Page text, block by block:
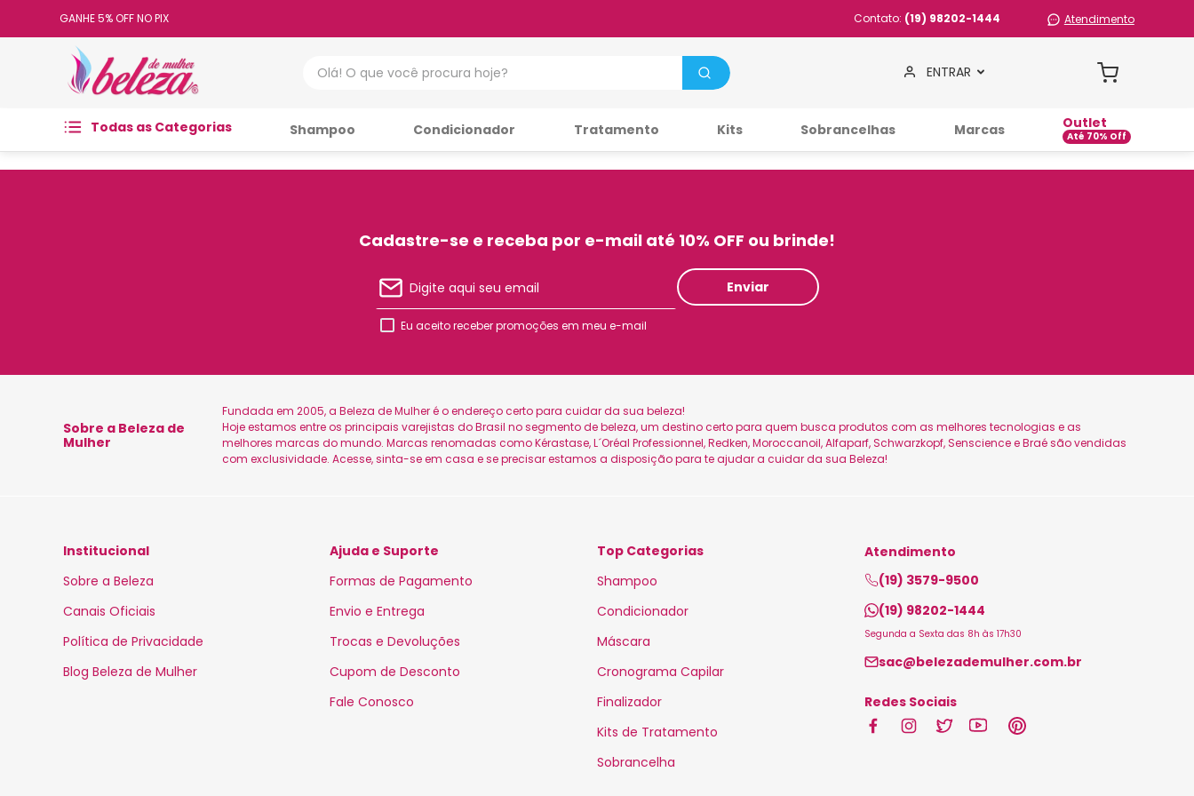
GANHE 5% OFF NO PIX Contato: (19) 98202-1444 Atendimento
ENTRAR
Todas as Categorias Shampoo Condicionador Tratamento Kits Sobrancelhas Marcas Outlet
Cadastre-se e receba por e-mail até 10% OFF ou brinde!
Eu aceito receber promoções em meu e-mail
Enviar
Sobre a Beleza de
Mulher
Fundada em 2005, a Beleza de Mulher é o endereço certo para cuidar da sua beleza!
Hoje estamos entre os principais varejistas do Brasil no segmento de beleza, um destino certo para quem busca produtos com as melhores tecnologias e as
melhores marcas do mundo. Marcas renomadas como Kérastase, L´Oréal Professionnel, Redken, Moroccanoil, Alfaparf, Schwarzkopf, Senscience e Braé são vendidas
com exclusividade. Acesse, sinta-se em casa e se precisar estamos a disposição para te ajudar a cuidar da sua Beleza!
Institucional
Sobre a Beleza
Canais Oficiais
Política de Privacidade
Blog Beleza de Mulher
Ajuda e Suporte
Formas de Pagamento
Envio e Entrega
Trocas e Devoluções
Cupom de Desconto
Fale Conosco
Top Categorias
Shampoo
Condicionador
Máscara
Cronograma Capilar
Finalizador
Kits de Tratamento
Sobrancelha
Atendimento
(19) 3579-9500
(19) 98202-1444
Segunda a Sexta das 8h às 17h30
sac@belezademulher.com.br
Redes Sociais